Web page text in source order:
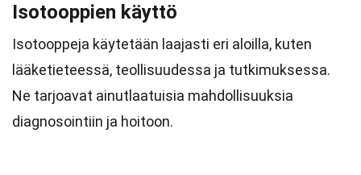
Isotooppien käyttö
Isotooppeja käytetään laajasti eri aloilla, kuten
lääketieteessä, teollisuudessa ja tutkimuksessa.
Ne tarjoavat ainutlaatuisia mahdollisuuksia
diagnosointiin ja hoitoon.